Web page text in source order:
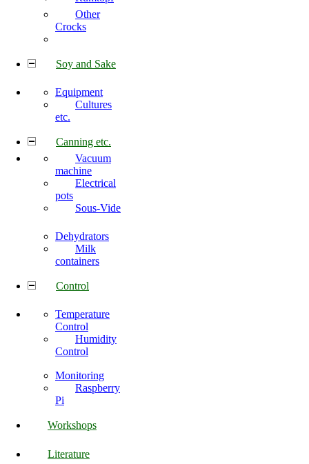
Other
Crocks
Soy and Sake
Equipment
Cultures
etc.
Canning etc.
Vacuum
machine
Electrical
pots
Sous-Vide
Dehydrators
Milk
containers
Control
Temperature
Control
Humidity
Control
Monitoring
Raspberry
Pi
Workshops
Literature